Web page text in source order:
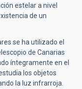
estelar a nivel
de un
se ha utilizado el
de Canarias
íntegramente en el
los objetos
la luz infrarroja.